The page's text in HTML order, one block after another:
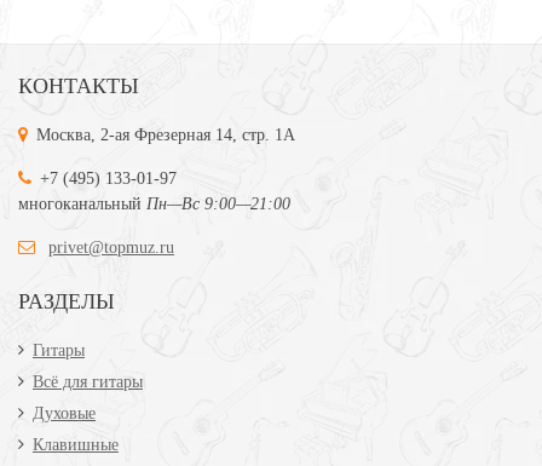
КОНТАКТЫ
Москва, 2-ая Фрезерная 14, стр. 1А
+7 (495) 133-01-97
многоканальный Пн—Вс 9:00—21:00
privet@topmuz.ru
РАЗДЕЛЫ
Гитары
Всё для гитары
Духовые
Клавишные